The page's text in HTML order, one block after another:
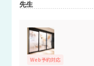
先生
Web予約対応